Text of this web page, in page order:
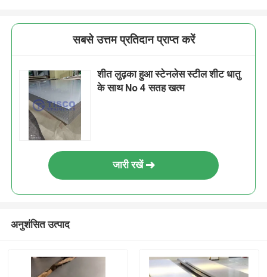
सबसे उत्तम प्रतिदान प्राप्त करें
शीत लुढ़का हुआ स्टेनलेस स्टील शीट धातु
के साथ No 4 सतह खत्म
जारी रखें
अनुशंसित उत्पाद